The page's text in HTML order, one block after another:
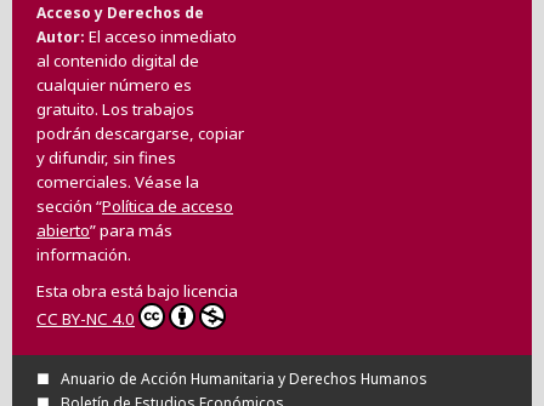
Acceso y Derechos de
Autor El acceso inmediato
al contenido digital de
cualquier número es
gratuito. Los trabajos
podrán descargarse, copiar
y difundir, sin fines
comerciales. Véase la
sección “Política de acceso
abierto” para más
información.
Esta obra está bajo licencia
CC BY-NC 4.0
Anuario de Acción Humanitaria y Derechos Humanos